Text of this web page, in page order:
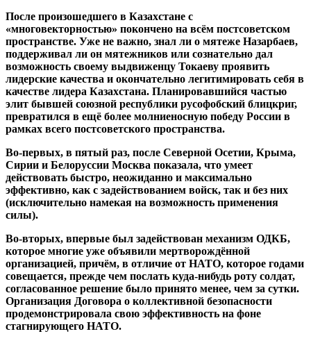
После произошедшего в Казахстане с
«многовекторностью» покончено на всём постсоветском
пространстве. Уже не важно, знал ли о мятеже Назарбаев,
поддерживал ли он мятежников или сознательно дал
возможность своему выдвиженцу Токаеву проявить
лидерские качества и окончательно легитимировать себя в
качестве лидера Казахстана. Планировавшийся частью
элит бывшей союзной республики русофобский блицкриг,
превратился в ещё более молниеносную победу России в
рамках всего постсоветского пространства.
Во-первых, в пятый раз, после Северной Осетии, Крыма,
Сирии и Белоруссии Москва показала, что умеет
действовать быстро, неожиданно и максимально
эффективно, как с задействованием войск, так и без них
(исключительно намекая на возможность применения
силы).
Во-вторых, впервые был задействован механизм ОДКБ,
которое многие уже объявили мертворождённой
организацией, причём, в отличие от НАТО, которое годами
совещается, прежде чем послать куда-нибудь роту солдат,
согласованное решение было принято менее, чем за сутки.
Организация Договора о коллективной безопасности
продемонстрировала свою эффективность на фоне
стагнирующего НАТО.